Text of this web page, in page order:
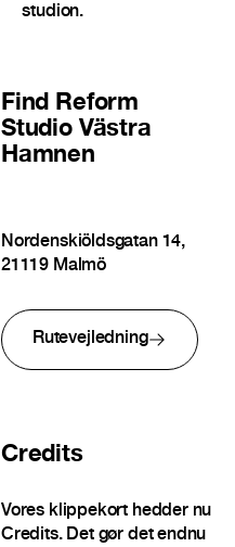
studion.
Find Reform
Studio Västra
Hamnen
Nordenskiöldsgatan 14,
21119 Malmö
Rutevejledning
Credits
Vores klippekort hedder nu
Credits. Det gør det endnu